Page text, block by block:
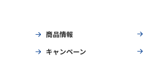
商品情報
キャンペーン